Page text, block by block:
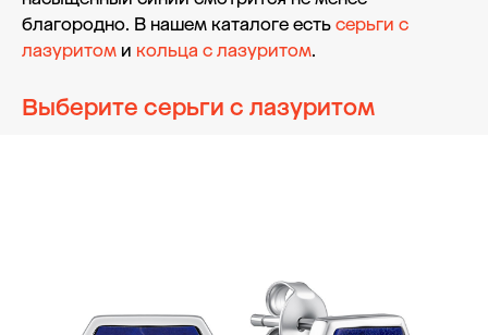
благородно. В нашем каталоге есть серьги с
лазуритом и кольца с лазуритом.
Выберите серьги с лазуритом